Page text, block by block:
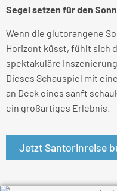
Segel setzen für den
Wenn die glutorangene
Horizont küsst, fühlt sich
spektakuläre
Dieses Schauspiel mit
an Deck eines sanft
ein großartiges Erlebnis.
Jetzt Santorinreise